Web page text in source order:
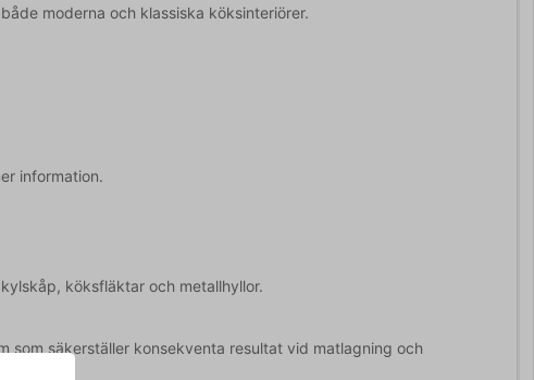
moderna och klassiska köksinteriörer.
information.
köksfläktar och metallhyllor.
som säkerställer konsekventa resultat vid matlagning och